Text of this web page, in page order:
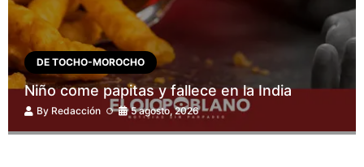
DE TOCHO-MOROCHO
Niño come papitas y fallece en la India
By Redacción 5 agosto, 2026